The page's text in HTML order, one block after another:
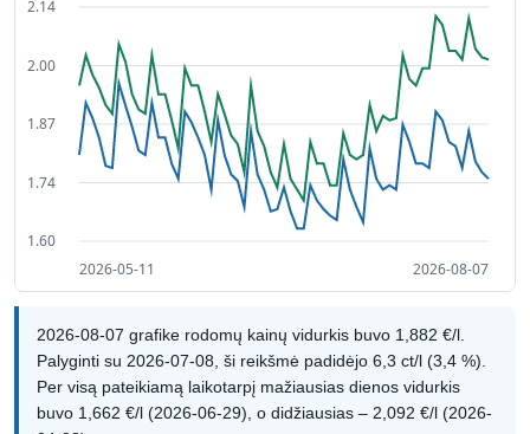
2026-08-07 grafike rodomų kainų vidurkis buvo 1,882 €/l.
Palyginti su 2026-07-08, ši reikšmė padidėjo 6,3 ct/l (3,4 %).
Per visą pateikiamą laikotarpį mažiausias dienos vidurkis
buvo 1,662 €/l (2026-06-29), o didžiausias – 2,092 €/l (2026-